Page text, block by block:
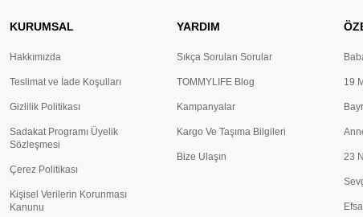
KURUMSAL
Hakkımızda
Teslimat ve İade Koşulları
Gizlilik Politikası
Sadakat Programı Üyelik
Sözleşmesi
Çerez Politikası
Kişisel Verilerin Korunması
Kanunu
YARDIM
Sıkça Sorulan Sorular
TOMMYLIFE Blog
Kampanyalar
Kargo Ve Taşıma Bilgileri
Bize Ulaşın
19
23